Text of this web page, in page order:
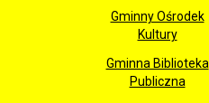
Gminny Ośrodek
Kultury
Gminna Biblioteka
Publiczna